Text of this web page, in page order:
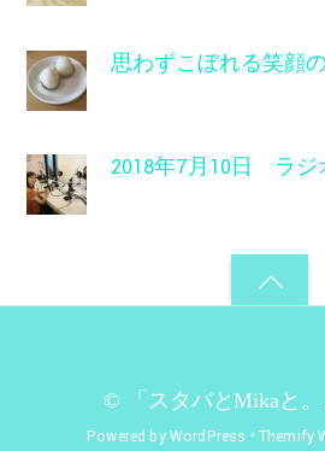
思わずこぼれる笑顔
2018年7月10日 ラジ
© 「スタバとMikaと。
Powered byWordPress • Themify